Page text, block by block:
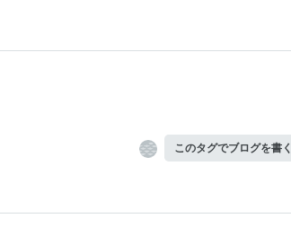
このタグでブログを書く